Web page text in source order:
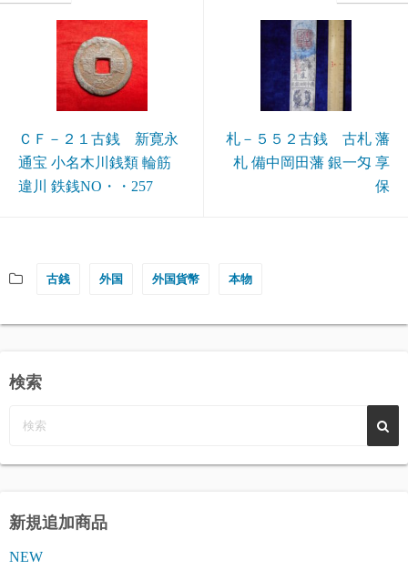
ＣＦ－２１古銭 新寛永
通宝 小名木川銭類 輪筋
違川 鉄銭NO・・257
札－５５２古銭 古札 藩
札 備中岡田藩 銀一匁 享
保
古銭 外国 外国貨幣 本物
検索
新規追加商品
NEW